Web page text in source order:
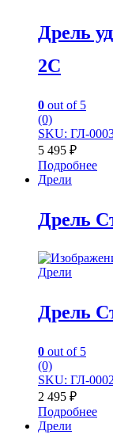
Дрель
2С
0 out of 5
(0)
SKU: ГЛ-
5 495 ₽
Подробнее
Дрели
Дрель
Дрели
Дрель
0 out of 5
(0)
SKU: ГЛ-
2 495 ₽
Подробнее
Дрели